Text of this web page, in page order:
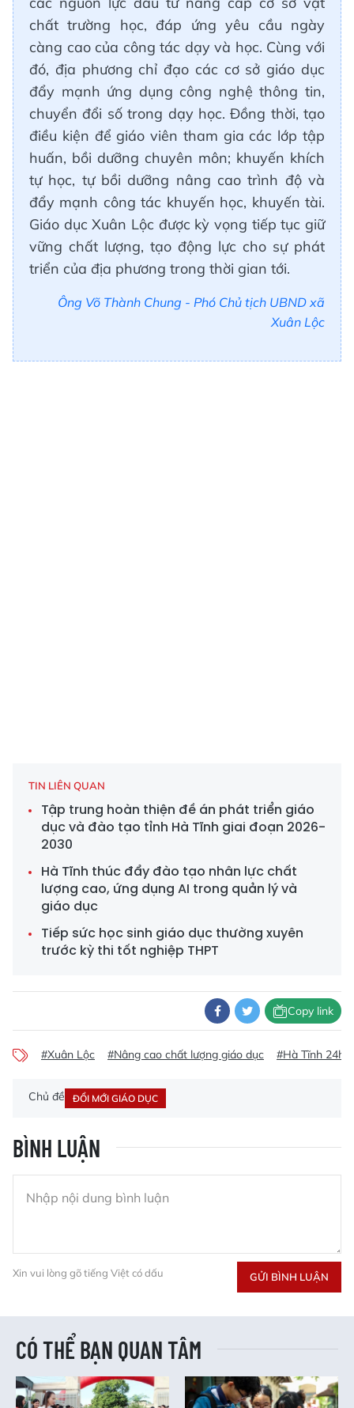
chất trường học, đáp ứng yêu cầu ngày
càng cao của công tác dạy và học. Cùng với
đó, địa phương chỉ đạo các cơ sở giáo dục
đẩy mạnh ứng dụng công nghệ thông tin,
chuyển đổi số trong dạy học. Đồng thời, tạo
điều kiện để giáo viên tham gia các lớp tập
huấn, bồi dưỡng chuyên môn; khuyến khích
tự học, tự bồi dưỡng nâng cao trình độ và
đẩy mạnh công tác khuyến học, khuyến tài.
Giáo dục Xuân Lộc được kỳ vọng tiếp tục giữ
vững chất lượng, tạo động lực cho sự phát
triển của địa phương trong thời gian tới.
Ông Võ Thành Chung - Phó Chủ tịch UBND xã
Xuân Lộc
TIN LIÊN QUAN
Tập trung hoàn thiện đề án phát triển giáo
dục và đào tạo tỉnh Hà Tĩnh giai đoạn 2026-
2030
Hà Tĩnh thúc đẩy đào tạo nhân lực chất
lượng cao, ứng dụng AI trong quản lý và
giáo dục
Tiếp sức học sinh giáo dục thường xuyên
trước kỳ thi tốt nghiệp THPT
Copy link
#Xuân Lộc #Nâng cao chất lượng giáo dục #Hà Tĩnh 24h
Chủ đề ĐỔI MỚI GIÁO DỤC
BÌNH LUẬN
Xin vui lòng gõ tiếng Việt có dấu GỬI BÌNH LUẬN
CÓ THỂ BẠN QUAN TÂM